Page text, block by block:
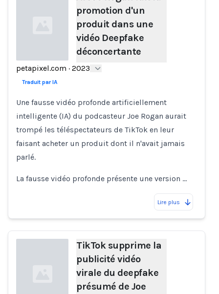
Loading...
promotion d'un
produit dans une
vidéo Deepfake
déconcertante
petapixel.com · 2023
Traduit par IA
Une fausse vidéo profonde artificiellement
intelligente (IA) du podcasteur Joe Rogan aurait
trompé les téléspectateurs de TikTok en leur
faisant acheter un produit dont il n'avait jamais
parlé.
La fausse vidéo profonde présente une version …
Lire plus
TikTok supprime la
publicité vidéo
virale du deepfake
présumé de Joe